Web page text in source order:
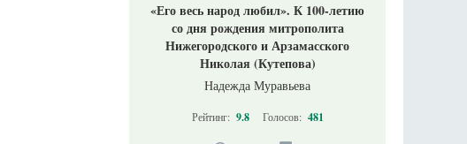
«Его весь народ любил». К 100-летию
со дня рождения митрополита
Нижегородского и Арзамасского
Николая (Кутепова)
Надежда Муравьева
Рейтинг: 9.8 Голосов: 481